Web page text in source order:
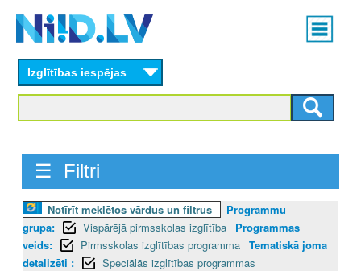
content
Main
menu
Izglītības iespējas
☰ Filtri
Notīrīt meklētos vārdus un filtrus
Programmu
grupa:
Vispārējā pirmsskolas izglītība
Programmas
veids:
Pirmsskolas izglītības programma Tematiskā joma
detalizēti :
Speciālās izglītības programmas